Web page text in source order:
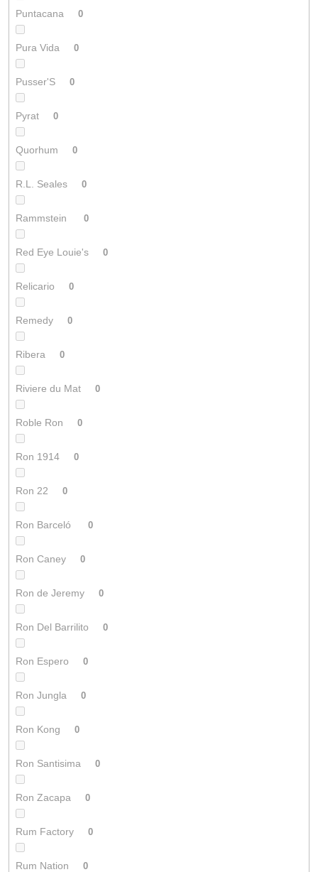
Puntacana 0
Pura Vida 0
Pusser'S 0
Pyrat 0
Quorhum 0
R.L. Seales 0
Rammstein 0
Red Eye Louie's 0
Relicario 0
Remedy 0
Ribera 0
Riviere du Mat 0
Roble Ron 0
Ron 1914 0
Ron 22 0
Ron Barceló 0
Ron Caney 0
Ron de Jeremy 0
Ron Del Barrilito 0
Ron Espero 0
Ron Jungla 0
Ron Kong 0
Ron Santisima 0
Ron Zacapa 0
Rum Factory 0
Rum Nation 0